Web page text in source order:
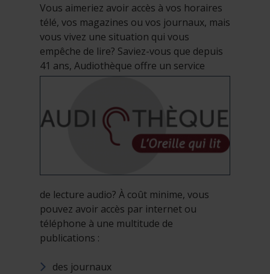
Vous aimeriez avoir accès à vos horaires
télé, vos magazines ou vos journaux, mais
vous vivez une situation qui vous
empêche de lire? Saviez-vous que depuis
41 ans, Audiothèque offre un service
de lecture audio? À coût minime, vous
pouvez avoir accès par internet ou
téléphone à une multitude de
publications :
des journaux